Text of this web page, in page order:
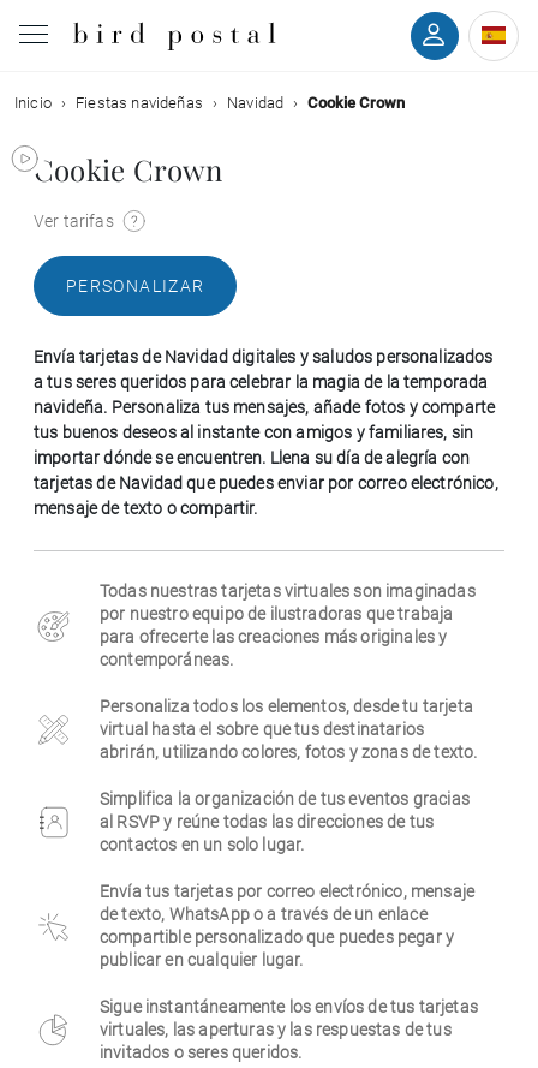
Boda
Nacimiento
Comunión
Condolencias
Cumpleaños
Fiestas navideñas
Inicio Fiestas navideñas Navidad Cookie Crown
Cookie Crown
Ver tarifas
PERSONALIZAR
Envía tarjetas de Navidad digitales y saludos personalizados
a tus seres queridos para celebrar la magia de la temporada
navideña. Personaliza tus mensajes, añade fotos y comparte
tus buenos deseos al instante con amigos y familiares, sin
importar dónde se encuentren. Llena su día de alegría con
tarjetas de Navidad que puedes enviar por correo electrónico,
mensaje de texto o compartir.
Todas nuestras tarjetas virtuales son imaginadas
por nuestro equipo de ilustradoras que trabaja
para ofrecerte las creaciones más originales y
contemporáneas.
Personaliza todos los elementos, desde tu tarjeta
virtual hasta el sobre que tus destinatarios
abrirán, utilizando colores, fotos y zonas de texto.
Simplifica la organización de tus eventos gracias
al RSVP y reúne todas las direcciones de tus
contactos en un solo lugar.
Envía tus tarjetas por correo electrónico, mensaje
de texto, WhatsApp o a través de un enlace
compartible personalizado que puedes pegar y
publicar en cualquier lugar.
Sigue instantáneamente los envíos de tus tarjetas
virtuales, las aperturas y las respuestas de tus
invitados o seres queridos.